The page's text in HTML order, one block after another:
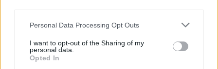
Please note that this website/app uses one or more Google
not limited to your visit or usage behaviour. You may click to
grant or deny consent to Google and its third-party tags to
use your data for below specified purposes in below Google
Personal Data Processing Opt Outs
I want to opt-out of the Sharing of my
personal data.
Opted In
nostro laboratorio di assistenza.
Reso facile e gratuitoentro 28 giorni.
Spedizione gratuita
per ordini superiori a 150 euro.